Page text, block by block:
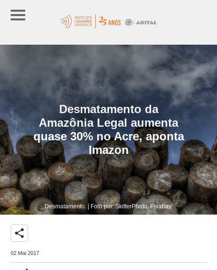
Desmatamento da
Amazônia Legal aumenta
quase 30% no Acre, aponta
Imazon
Desmatamento. | Foto por: SkitterPhoto, Pixabay.
share
02 Mai 2017